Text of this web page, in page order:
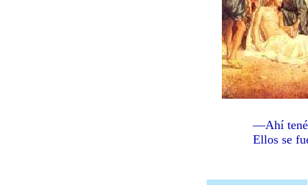
—Ahí tenéis la
Ellos se